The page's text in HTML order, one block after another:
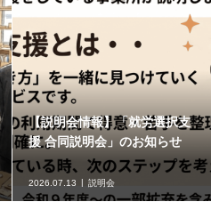
【説明会情報】「就労選択支
援 合同説明会」のお知らせ
2026.07.13 説明会